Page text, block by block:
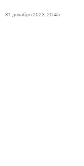
31 декабря 2023, 20:45